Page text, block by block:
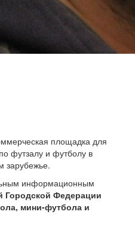
площадка для
футзалу и футболу в
зарубежье.
информационным
Городской Федерации
мини-футбола и